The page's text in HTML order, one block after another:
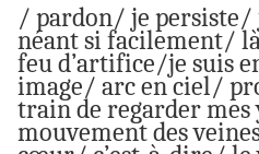
/ pardon/ je persiste/
néant si facilement/
feu d’artifice/je suis
image/ arc en ciel/
train de regarder
mouvement des